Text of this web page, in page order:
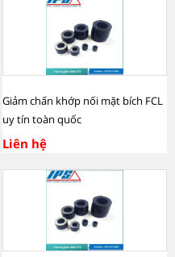
Giảm chấn khớp nối mặt bích FCL
uy tín toàn quốc
Liên hệ